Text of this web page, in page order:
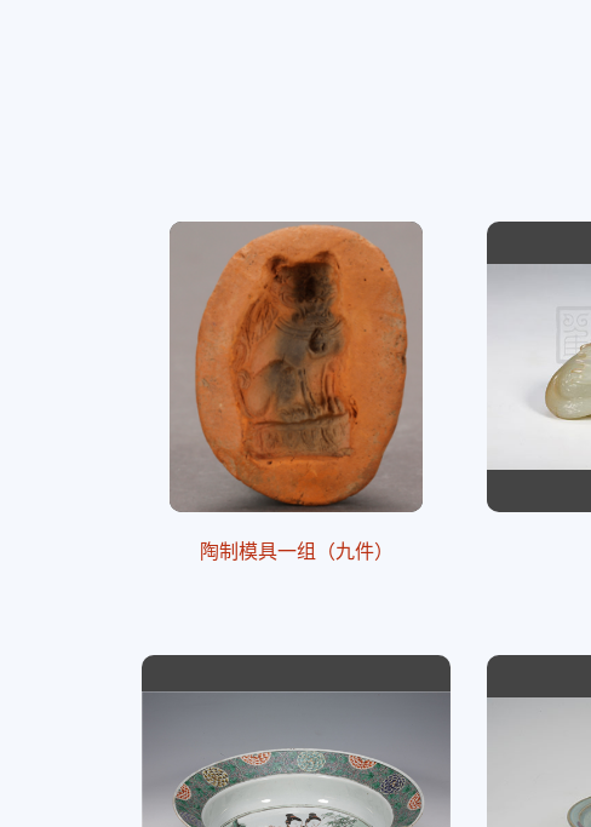
陶制模具一组（九件）